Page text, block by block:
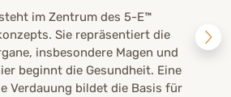
im Zentrum des 5-E™
Sie repräsentiert die
insbesondere Magen und
beginnt die Gesundheit. Eine
Verdauung bildet die Basis für